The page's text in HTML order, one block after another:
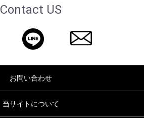
Contact US
お問い合わせ
当サイトについて